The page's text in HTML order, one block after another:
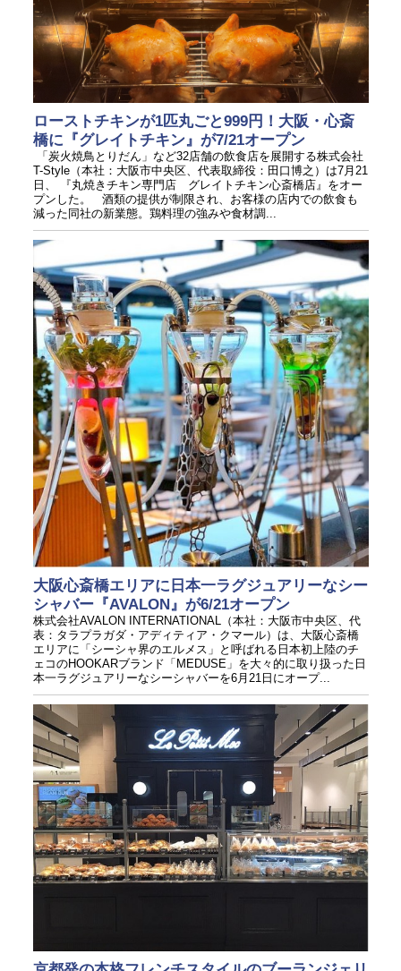
ローストチキンが1匹丸ごと999円！大阪・心斎
橋に『グレイトチキン』が7/21オープン
「炭火焼鳥とりだん」など32店舗の飲食店を展開する株式会社
T-Style（本社：大阪市中央区、代表取締役：田口博之）は7月21
日、 『丸焼きチキン専門店 グレイトチキン心斎橋店』をオー
プンした。 酒類の提供が制限され、お客様の店内での飲食も
減った同社の新業態。鶏料理の強みや食材調...
大阪心斎橋エリアに日本一ラグジュアリーなシー
シャバー『AVALON』が6/21オープン
株式会社AVALON INTERNATIONAL（本社：大阪市中央区、代
表：タラプラガダ・アディティア・クマール）は、大阪心斎橋
エリアに「シーシャ界のエルメス」と呼ばれる日本初上陸のチ
ェコのHOOKARブランド「MEDUSE」を大々的に取り扱った日
本一ラグジュアリーなシーシャバーを6月21日にオープ...